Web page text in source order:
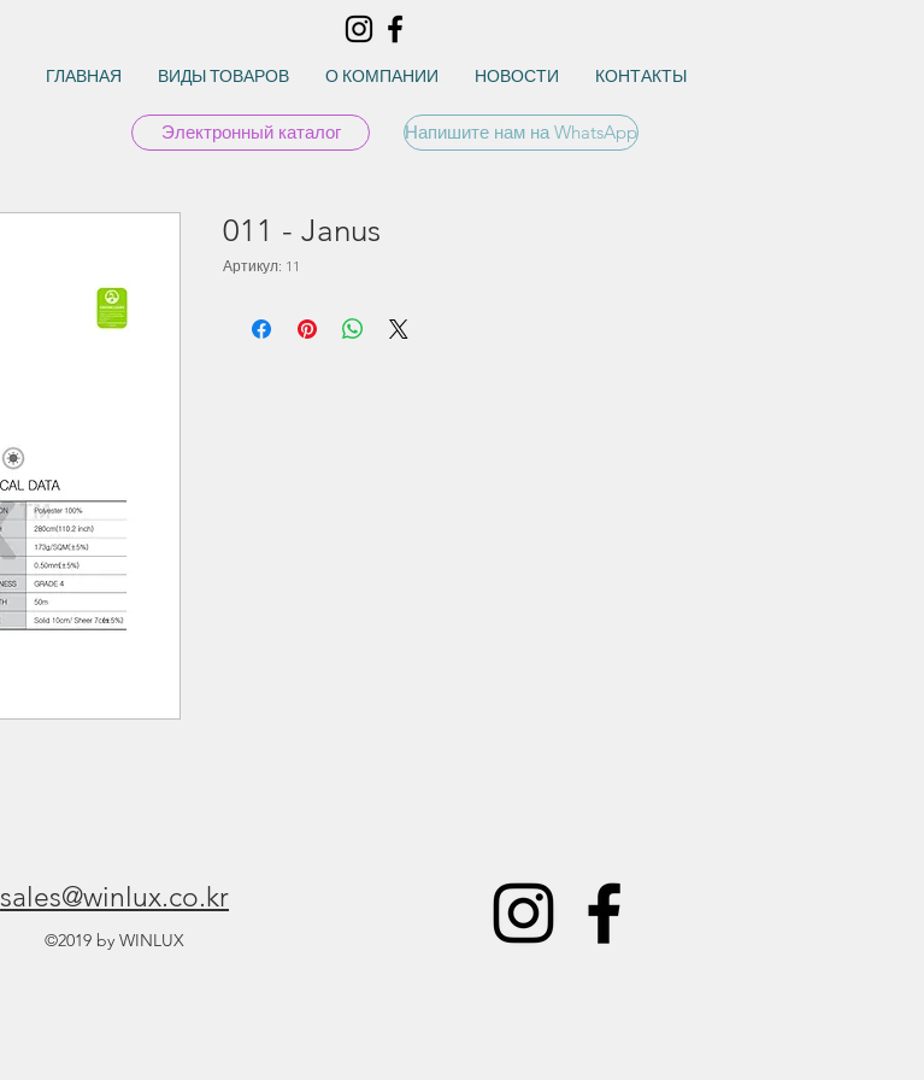
ГЛАВНАЯ ВИДЫ ТОВАРОВ О КОМПАНИИ НОВОСТИ КОНТАКТЫ
Электронный каталог Напишите нам на WhatsApp
011 - Janus
Артикул: 11
sales@winlux.co.kr
©2019 by WINLUX